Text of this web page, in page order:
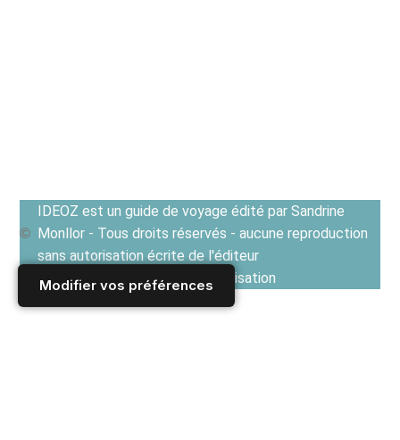
Modifier vos préférences
IDEOZ est un guide de voyage édité par Sandrine
Monllor - Tous droits réservés - aucune reproduction
sans autorisation écrite de l'éditeur
Voir les Conditions générales d'utilisation